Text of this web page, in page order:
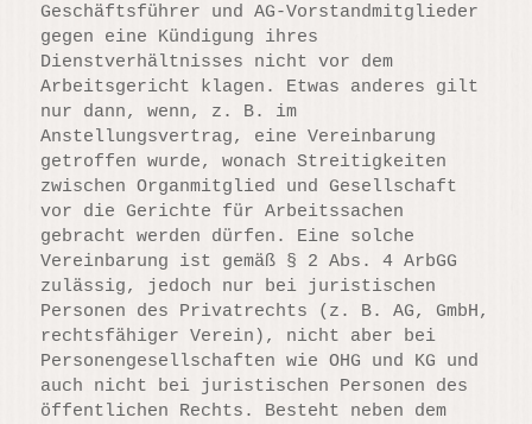
Geschäftsführer und AG-Vorstandmitglieder
gegen eine Kündigung ihres
Dienstverhältnisses nicht vor dem
Arbeitsgericht klagen. Etwas anderes gilt
nur dann, wenn, z. B. im
Anstellungsvertrag, eine Vereinbarung
getroffen wurde, wonach Streitigkeiten
zwischen Organmitglied und Gesellschaft
vor die Gerichte für Arbeitssachen
gebracht werden dürfen. Eine solche
Vereinbarung ist gemäß § 2 Abs. 4 ArbGG
zulässig, jedoch nur bei juristischen
Personen des Privatrechts (z. B. AG, GmbH,
rechtsfähiger Verein), nicht aber bei
Personengesellschaften wie OHG und KG und
auch nicht bei juristischen Personen des
öffentlichen Rechts. Besteht neben dem